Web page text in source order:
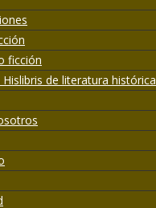
ficción
de literatura histórica